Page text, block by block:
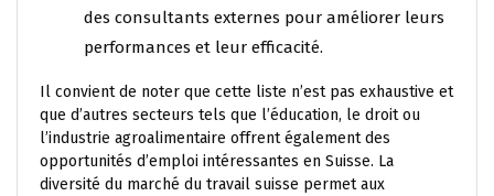
des consultants externes pour améliorer leurs
performances et leur efficacité.
Il convient de noter que cette liste n’est pas exhaustive et
que d’autres secteurs tels que l’éducation, le droit ou
l’industrie agroalimentaire offrent également des
opportunités d’emploi intéressantes en Suisse. La
diversité du marché du travail suisse permet aux